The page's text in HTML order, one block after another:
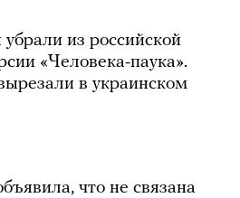
из российской
«Человека-паука».
в украинском
что не связана